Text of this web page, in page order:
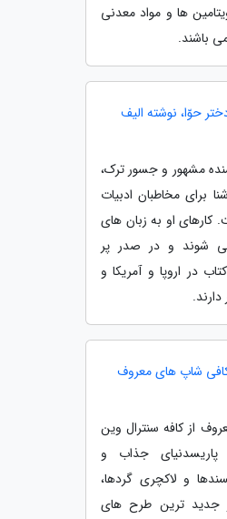
ها و مواد معدنی
باشند.
حوّا، نوشته الیف
مشهور و جسور ترک،
برای مخاطبان ادبیات
کارهای او به زبان های
شوند و در صدر پر
در اروپا و آمریکا و
دارند.
شاپ های معروف
از کافه سنترال وین
جذاب و
و لاکچری گردها،
جدید ترین طرح های